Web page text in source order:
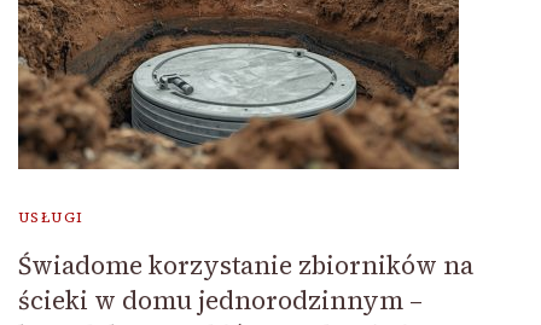
USŁUGI
Świadome korzystanie zbiorników na
ścieki w domu jednorodzinnym –